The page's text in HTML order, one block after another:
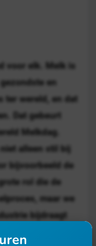
voor elk. Melk is
en
ter wereld, en dat
Dat gebeurt
Melkdag.
niet alleen stil bij
bijvoorbeeld de
rol die de
maar we
bijdraagt
duurzaamheid.